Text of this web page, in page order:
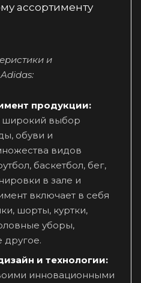
ассортименту
и
продукции:
широкий выбор
обуви и
видов
баскетбол, бег,
в зале и
включает в себя
шорты, куртки,
уборы,
другое.
и технологии:
инновационными